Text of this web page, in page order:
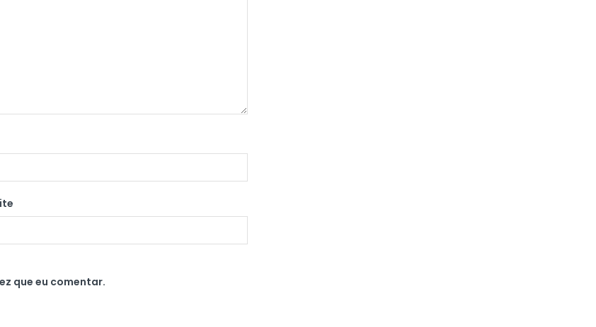
que eu comentar.